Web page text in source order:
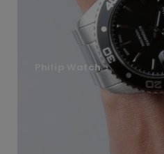
Philip Watch